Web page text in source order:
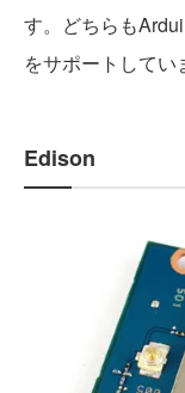
す。どちらも
をサポートしてい
Edison